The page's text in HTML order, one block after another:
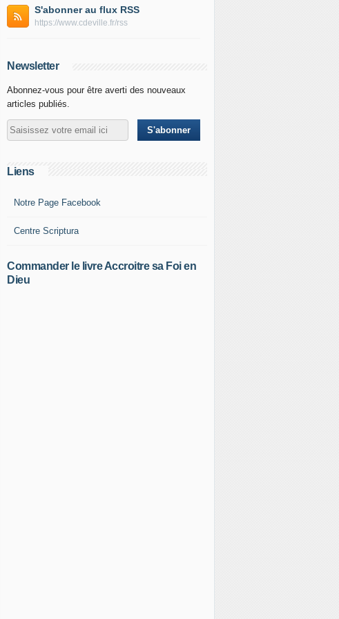
S'abonner au flux RSS
https://www.cdeville.fr/rss
Newsletter
Abonnez-vous pour être averti des nouveaux
articles publiés.
Liens
Notre Page Facebook
Centre Scriptura
Commander le livre Accroitre sa Foi en
Dieu